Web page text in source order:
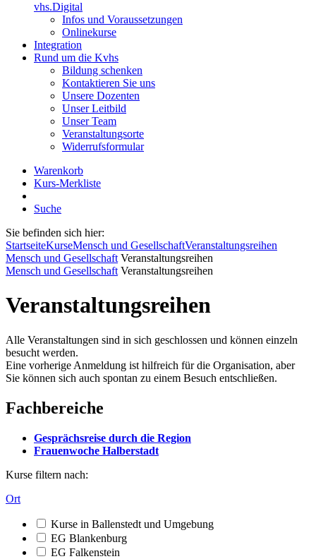
vhs.Digital
Infos und Voraussetzungen
Onlinekurse
Integration
Rund um die Kvhs
Bildung schenken
Kontaktieren Sie uns
Unsere Dozenten
Unser Leitbild
Unser Team
Veranstaltungsorte
Widerrufsformular
Warenkorb
Kurs-Merkliste
Suche
Sie befinden sich hier:
StartseiteKurseMensch und GesellschaftVeranstaltungsreihen
Mensch und Gesellschaft Veranstaltungsreihen
Mensch und Gesellschaft Veranstaltungsreihen
Veranstaltungsreihen
Alle Veranstaltungen sind in sich geschlossen und können einzeln
besucht werden.
Eine vorherige Anmeldung ist hilfreich für die Organisation, aber
Sie können sich auch spontan zu einem Besuch entschließen.
Fachbereiche
Gesprächsreise durch die Region
Frauenwoche Halberstadt
Kurse filtern nach:
Ort
Kurse in Ballenstedt und Umgebung
EG Blankenburg
EG Falkenstein